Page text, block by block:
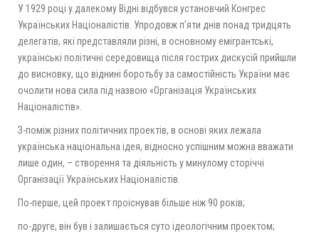
У 1929 році у далекому Відні відбувся установчий Конгрес
Українських Націоналістів. Упродовж п’яти днів понад тридцять
делегатів, які представляли різні, в основному емігрантські,
українські політичні середовища після гострих дискусій прийшли
до висновку, що віднині боротьбу за самостійність України має
очолити нова сила під назвою «Організація Українських
Націоналістів».
З-поміж різних політичних проектів, в основі яких лежала
українська національна ідея, відносно успішним можна вважати
лише один, – створення та діяльність у минулому сторіччі
Організації Українських Націоналістів.
По-перше, цей проект проіснував більше ніж 90 років;
по-друге, він був і залишається суто ідеологічним проектом;